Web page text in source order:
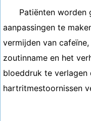
Patiënten worden
aanpassingen te
vermijden van
zoutinname en het
bloeddruk te
hartritmestoornissen